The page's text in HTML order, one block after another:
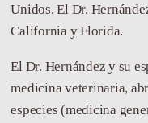
Unidos. El Dr.
California y Florida.
El Dr. Hernández y su
medicina veterinaria,
especies (medicina